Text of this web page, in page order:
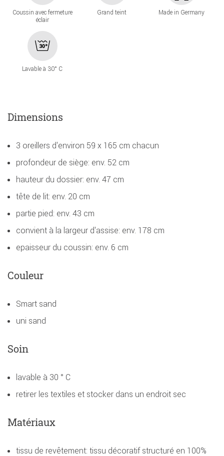
Coussin avec fermeture
éclair
Grand teint Made in Germany
Lavable à 30° C
Dimensions
3 oreillers d'environ 59 x 165 cm chacun
profondeur de siège: env. 52 cm
hauteur du dossier: env. 47 cm
tête de lit: env. 20 cm
partie pied: env. 43 cm
convient à la largeur d'assise: env. 178 cm
epaisseur du coussin: env. 6 cm
Couleur
Smart sand
uni sand
Soin
lavable à 30 ° C
retirer les textiles et stocker dans un endroit sec
Matériaux
tissu de revêtement: tissu décoratif structuré en 100%